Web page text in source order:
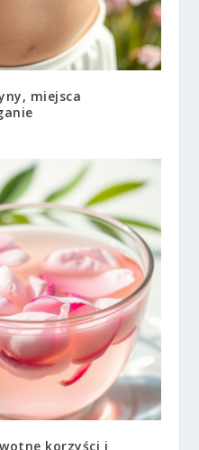
miejsca
korzyści i